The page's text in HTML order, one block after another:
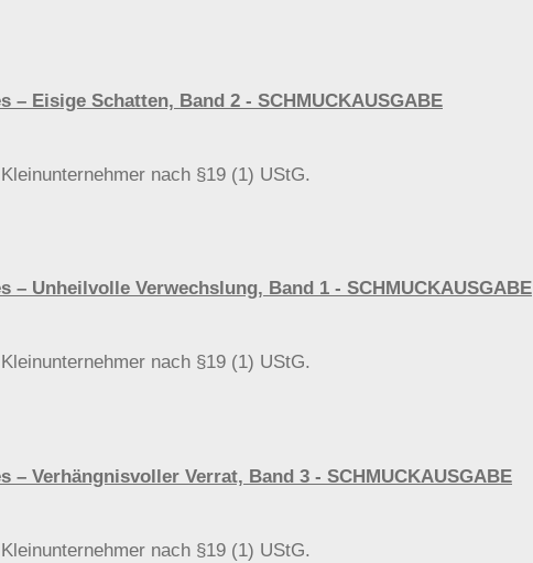
– Eisige Schatten, Band 2 - SCHMUCKAUSGABE
nach §19 (1) UStG.
– Unheilvolle Verwechslung, Band 1 - SCHMUCKAUSGABE
nach §19 (1) UStG.
– Verhängnisvoller Verrat, Band 3 - SCHMUCKAUSGABE
nach §19 (1) UStG.